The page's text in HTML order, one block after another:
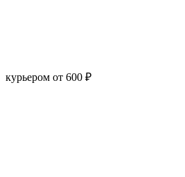
курьером от 600 ₽